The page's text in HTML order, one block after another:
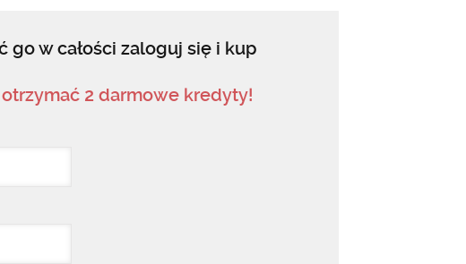
go w całości zaloguj się i kup
2 darmowe kredyty!